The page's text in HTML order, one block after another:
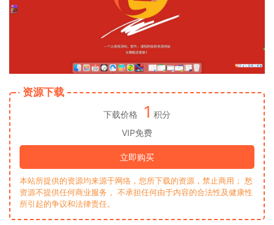
资源下载
下载价格 1 积分
VIP免费
立即购买
本站所提供的资源均来源于网络，您所下载的资源，禁止商用； 愁
资源不提供任何商业服务， 不承担任何由于内容的合法性及健康性
所引起的争议和法律责任。